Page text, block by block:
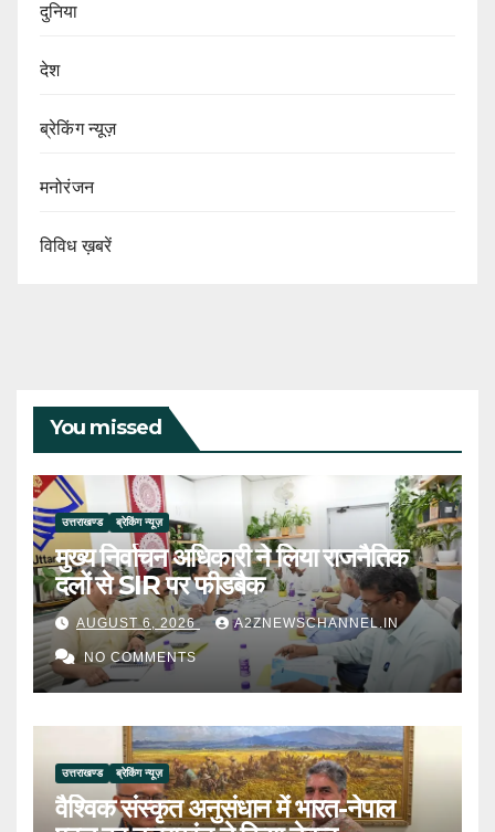
दुनिया
देश
ब्रेकिंग न्यूज़
मनोरंजन
विविध ख़बरें
You missed
उत्तराखण्ड ब्रेकिंग न्यूज़
मुख्य निर्वाचन अधिकारी ने लिया राजनैतिक
दलों से SIR पर फीडबैक
AUGUST 6, 2026 A2ZNEWSCHANNEL.IN
NO COMMENTS
उत्तराखण्ड ब्रेकिंग न्यूज़
वैश्विक संस्कृत अनुसंधान में भारत-नेपाल